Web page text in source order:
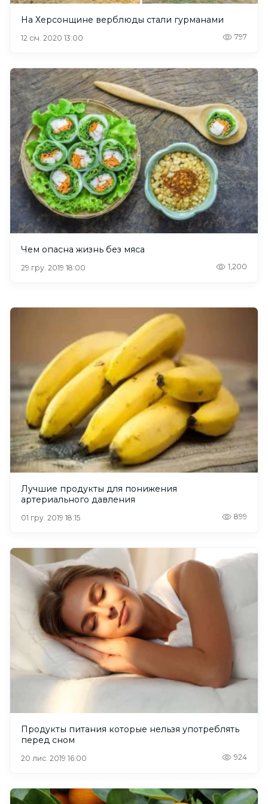
На Херсонщине верблюды стали гурманами
12 січ. 2020 13:00 797
Чем опасна жизнь без мяса
29 гру. 2019 18:00 1,200
Лучшие продукты для понижения
артериального давления
01 гру. 2019 18:15 899
Продукты питания которые нельзя употреблять
перед сном
20 лис. 2019 16:00 924